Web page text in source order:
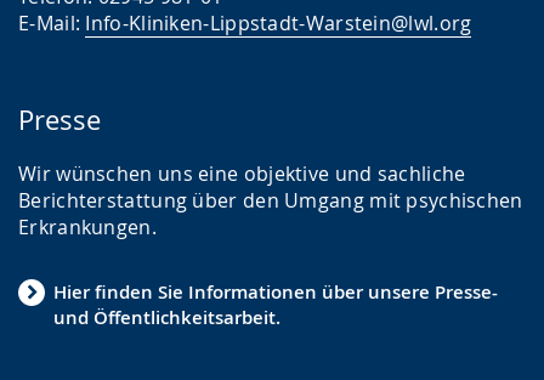
E-Mail: Info-Kliniken-Lippstadt-Warstein@lwl.org
Presse
Wir wünschen uns eine objektive und sachliche
Berichterstattung über den Umgang mit psychischen
Erkrankungen.
Hier finden Sie Informationen über unsere Presse-
und Öffentlichkeitsarbeit.